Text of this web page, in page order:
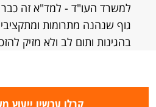
למשרד העו"ד - למד"א זה
גוף שנהנה מתרומות ומתקציבי
בהגינות ותום לב ולא מזיק